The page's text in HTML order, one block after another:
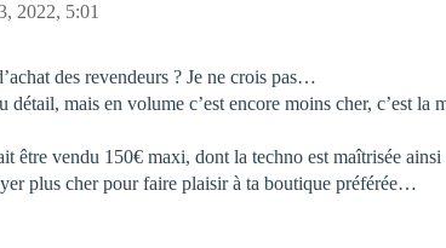
2022, 5:01
des revendeurs ? Je ne crois pas…
détail, mais en volume c’est encore moins cher, c’est
être vendu 150€ maxi, dont la techno est maîtrisée
plus cher pour faire plaisir à ta boutique préférée…